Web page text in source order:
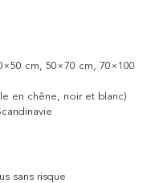
cm, 50×70 cm, 70×100
en chêne, noir et blanc)
sans risque